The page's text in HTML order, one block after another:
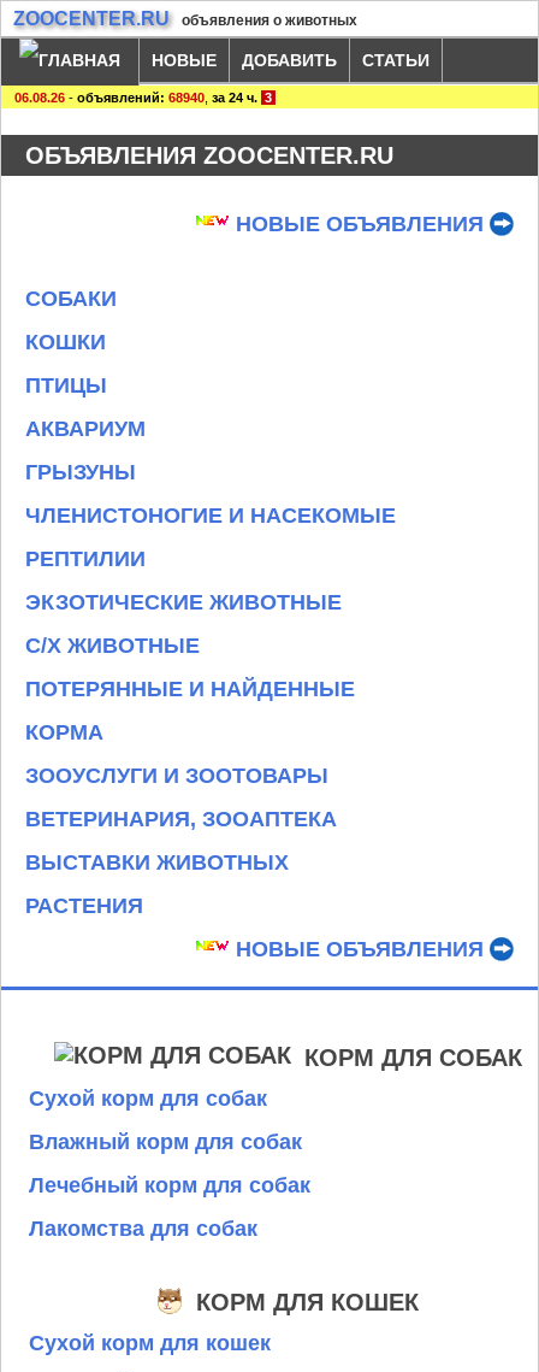
ZOOCENTER.RU объявления о животных
НОВЫЕ ДОБАВИТЬ СТАТЬИ
06.08.26 - объявлений: 68940 за 24 ч. 3
ОБЪЯВЛЕНИЯ ZOOCENTER.RU
НОВЫЕ ОБЪЯВЛЕНИЯ
СОБАКИ
КОШКИ
ПТИЦЫ
АКВАРИУМ
ГРЫЗУНЫ
ЧЛЕНИСТОНОГИЕ И НАСЕКОМЫЕ
РЕПТИЛИИ
ЭКЗОТИЧЕСКИЕ ЖИВОТНЫЕ
С/Х ЖИВОТНЫЕ
ПОТЕРЯННЫЕ И НАЙДЕННЫЕ
КОРМА
ЗООУСЛУГИ И ЗООТОВАРЫ
ВЕТЕРИНАРИЯ, ЗООАПТЕКА
ВЫСТАВКИ ЖИВОТНЫХ
РАСТЕНИЯ
НОВЫЕ ОБЪЯВЛЕНИЯ
КОРМ ДЛЯ СОБАК
Сухой корм для собак
Влажный корм для собак
Лечебный корм для собак
Лакомства для собак
КОРМ ДЛЯ КОШЕК
Сухой корм для кошек